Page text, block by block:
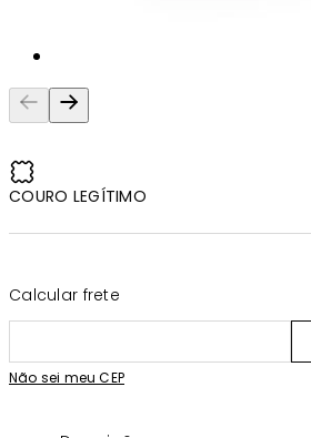
COURO LEGÍTIMO
Calcular frete
Não sei meu CEP